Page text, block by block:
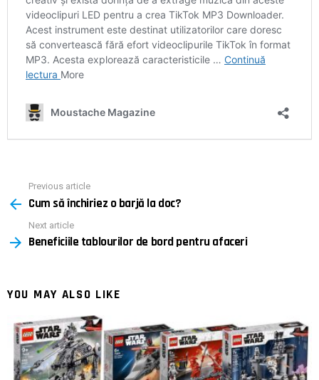
more
Previous article
Cum să închiriez o barjă la doc?
Next article
Beneficiile tablourilor de bord pentru afaceri
YOU MAY ALSO LIKE